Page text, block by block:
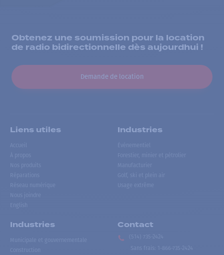
Obtenez une soumission pour la location
de radio bidirectionnelle dès aujourdhui !
Demande de location
Liens utiles
Accueil
À propos
Nos produits
Réparations
Réseau numérique
Nous joindre
English
Industries
Événementiel
Forestier, minier et pétrolier
Manufacturier
Golf, ski et plein air
Usage extrême
Industries
Municipale et gouvernementale
Construction
Contact
(514) 735-2424
Sans frais
1-866-735-2424